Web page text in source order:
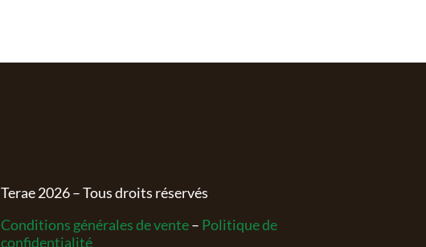
Terae2026– Tous droits réservés
Conditions générales de vente– Politique de
confidentialité